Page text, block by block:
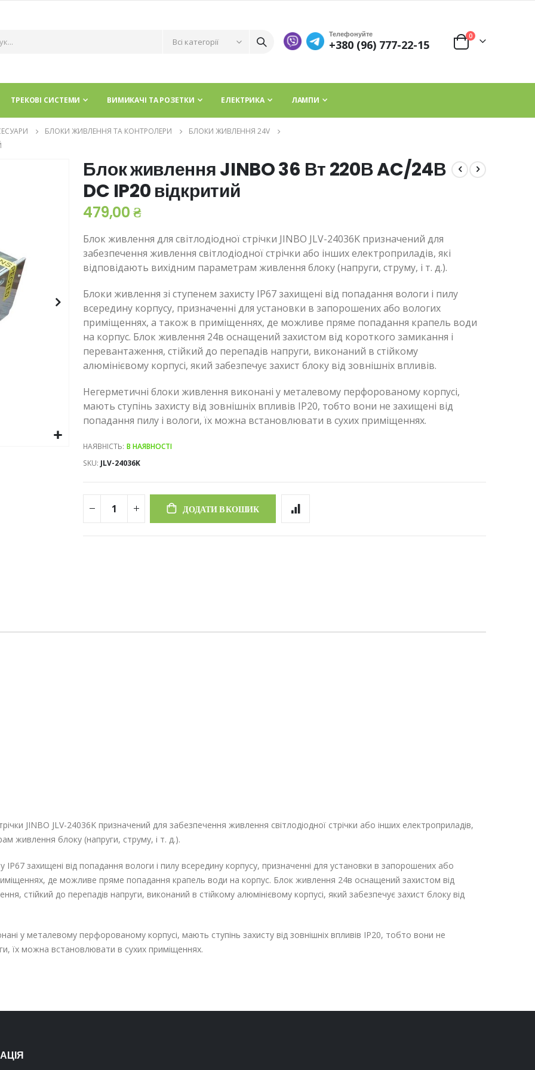
Телефонуйте
+380 (96) 777-22-15 Cart
0елементи
ТРЕКОВІ СИСТЕМИ ВИМИКАЧІ ТА РОЗЕТКИ ЕЛЕКТРИКА ЛАМПИ
БЛОКИ ЖИВЛЕННЯ ТА КОНТРОЛЕРИ
БЛОКИ ЖИВЛЕННЯ 24V
Блок живлення JINBO 36 Вт 220В AC/24В
DC IP20 відкритий
479,00 ₴
Блок живлення для світлодіодної стрічки JINBO JLV-24036K призначений для
забезпечення живлення світлодіодної стрічки або інших електроприладів, які
відповідають вихідним параметрам живлення блоку (напруги, струму, і т. д.).
Блоки живлення зі ступенем захисту IP67 захищені від попадання вологи і пилу
всередину корпусу, призначенні для установки в запорошених або вологих
приміщеннях, а також в приміщеннях, де можливе пряме попадання крапель води
на корпус. Блок живлення 24в оснащений захистом від короткого замикання і
перевантаження, стійкий до перепадів напруги, виконаний в стійкому
алюмінієвому корпусі, який забезпечує захист блоку від зовнішніх впливів.
Негерметичні блоки живлення виконані у металевому перфорованому корпусі,
мають ступінь захисту від зовнішніх впливів IP20, тобто вони не захищені від
попадання пилу і вологи, їх можна встановлювати в сухих приміщеннях.
НАЯВНІСТЬ: В НАЯВНОСТІ
SKU JLV-24036K
ДОДАТИ В КОШИК
JINBO JLV-24036K призначений для забезпечення живлення світлодіодної стрічки або інших електроприладів,
живлення блоку (напруги, струму, і т. д.).
IP67 захищені від попадання вологи і пилу всередину корпусу, призначенні для установки в запорошених або
де можливе пряме попадання крапель води на корпус. Блок живлення 24в оснащений захистом від
стійкий до перепадів напруги, виконаний в стійкому алюмінієвому корпусі, який забезпечує захист блоку від
у металевому перфорованому корпусі, мають ступінь захисту від зовнішніх впливів IP20, тобто вони не
їх можна встановлювати в сухих приміщеннях.